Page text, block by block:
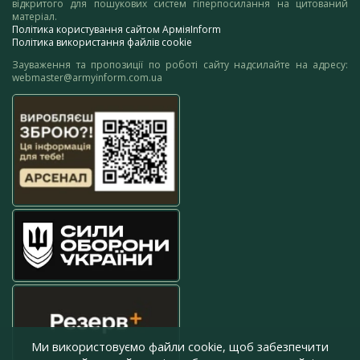
відкритого для пошукових систем гіперпосилання на цитований
матеріал.
Політика користування сайтом АрміяInform
Політика використання файлів cookie
Зауваження та пропозиції по роботі сайту надсилайте на адресу:
webmaster@armyinform.com.ua
Ми використовуємо файли cookie, щоб забезпечити